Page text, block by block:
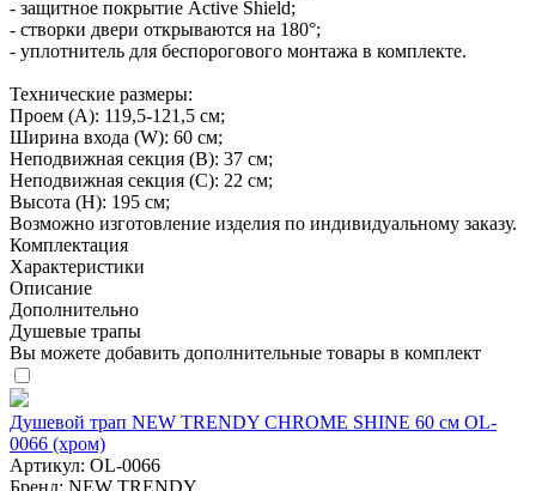
- защитное покрытие Active Shield;
- створки двери открываются на 180°;
- уплотнитель для беспорогового монтажа в комплекте.
Технические размеры:
Проем (A): 119,5-121,5 см;
Ширина входа (W): 60 см;
Неподвижная секция (B): 37 см;
Неподвижная секция (C): 22 см;
Высота (H): 195 см;
Возможно изготовление изделия по индивидуальному заказу.
Комплектация
Характеристики
Описание
Дополнительно
Душевые трапы
Вы можете добавить дополнительные товары в комплект
Душевой трап NEW TRENDY CHROME SHINE 60 см OL-
0066 (хром)
Артикул: OL-0066
Бренд: NEW TRENDY